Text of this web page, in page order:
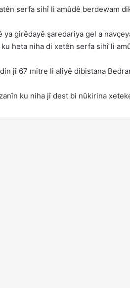
serfa sihî li amûdê berdewam
ya girêdayê şaredariya gel a
heta niha di xetên serfa sihî li
jî 67 mitre li aliyê dibistana
ku niha jî dest bi nûkirina